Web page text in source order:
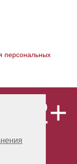
персональных
12+